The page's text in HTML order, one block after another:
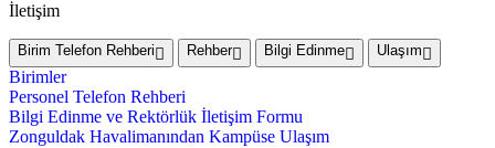
İletişim
Birim Telefon Rehberi Rehber Bilgi Edinme Ulaşım
Birimler
Personel Telefon Rehberi
Bilgi Edinme ve Rektörlük İletişim Formu
Zonguldak Havalimanından Kampüse Ulaşım